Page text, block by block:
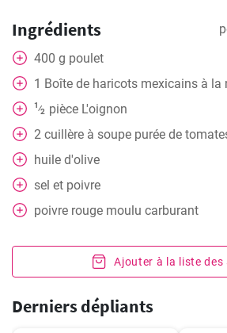
Ingrédients
400 g poulet
1 Boîte de haricots mexicains à la
1⁄2 pièce L'oignon
2 cuillère à soupe purée de
huile d'olive
sel et poivre
poivre rouge moulu carburant
Ajouter à la liste des
Derniers dépliants